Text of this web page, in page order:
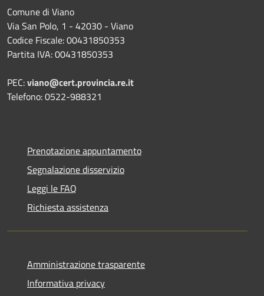
Comune di Viano
Via San Polo, 1 - 42030 - Viano
Codice Fiscale: 00431850353
Partita IVA: 00431850353
PEC:viano@cert.provincia.re.it
Telefono: 0522-988321
Prenotazione appuntamento
Segnalazione disservizio
Leggi le FAQ
Richiesta assistenza
Amministrazione trasparente
Informativa privacy